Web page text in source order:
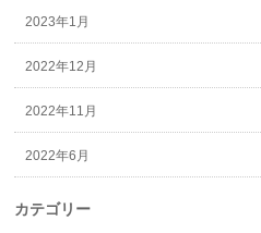
2023年1月
2022年12月
2022年11月
2022年6月
カテゴリー